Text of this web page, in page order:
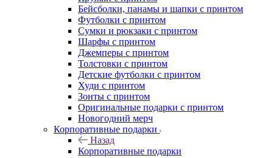
Бейсболки, панамы и шапки с принтом
Футболки с принтом
Сумки и рюкзаки с принтом
Шарфы с принтом
Джемперы с принтом
Толстовки с принтом
Детские футболки с принтом
Худи с принтом
Зонты с принтом
Оригинальные подарки с принтом
Новогодний мерч
Корпоративные подарки
Назад
Корпоративные подарки